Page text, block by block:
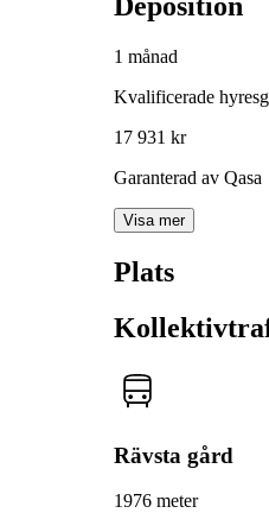
Deposition
1 månad
Kvalificerade
17 931 kr
Garanterad av Qasa
Visa mer
Plats
Rävsta gård
1976 meter